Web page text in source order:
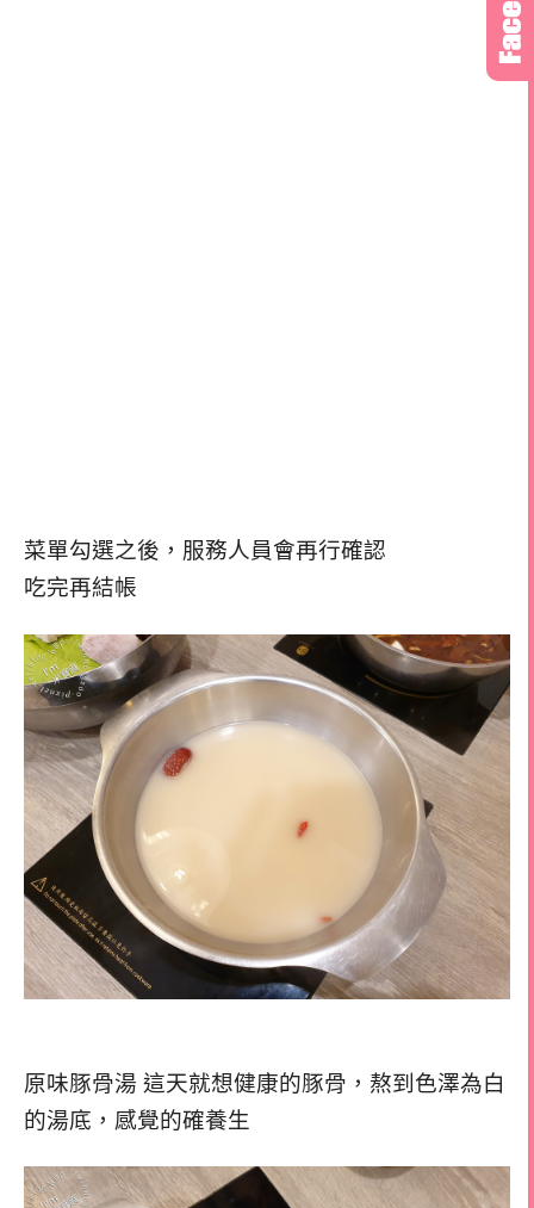
菜單勾選之後，服務人員會再行確認
吃完再結帳
原味豚骨湯 這天就想健康的豚骨，熬到色澤為白
的湯底，感覺的確養生